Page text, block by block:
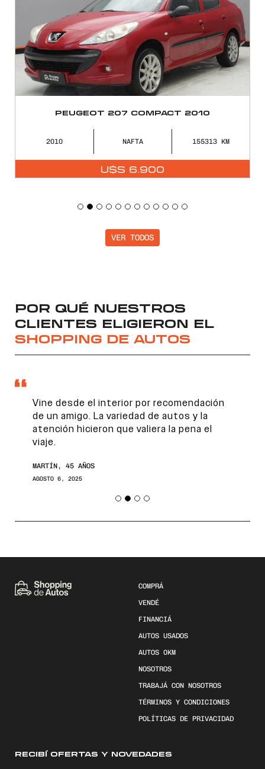
PEUGEOT 207 COMPACT 2010
2010 NAFTA 155313
U$S 6.900
VER TODOS
POR QUÉ NUESTROS
CLIENTES ELIGIERON EL
SHOPPING DE AUTOS
Vine desde el interior por recomendación
de un amigo. La variedad de autos y la
atención hicieron que valiera la pena el
viaje.
MARTÍN, 45 AÑOS
AGOSTO 6, 2025
COMPRÁ
VENDÉ
FINANCIÁ
AUTOS USADOS
AUTOS 0KM
NOSOTROS
TRABAJÁ CON NOSOTROS
TÉRMINOS Y CONDICIONES
POLÍTICAS DE PRIVACIDAD
RECIBÍ OFERTAS Y NOVEDADES